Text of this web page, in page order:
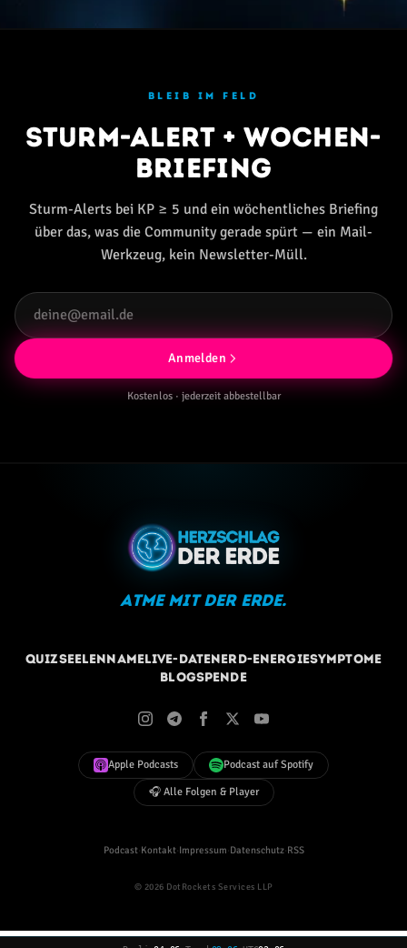
BLEIB IM FELD
Sturm-Alert + Wochen-
Briefing
Sturm-Alerts bei KP ≥ 5 und ein wöchentliches Briefing
über das, was die Community gerade spürt — ein Mail-
Werkzeug, kein Newsletter-Müll.
Anmelden
Kostenlos · jederzeit abbestellbar
Atme mit der Erde.
QuizSeelennameLive-DatenErd-EnergieSymptome
BlogSpende
Apple Podcasts
Podcast auf Spotify
🎧 Alle Folgen & Player
Podcast·Kontakt·Impressum·Datenschutz·RSS
© 2026 DotRockets Services LLP